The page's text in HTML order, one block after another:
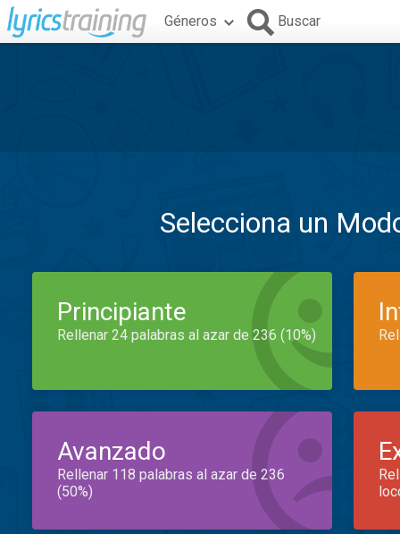
Géneros Buscar
Selecciona un
Principiante
Rellenar 24 palabras al azar de 236 (10%)
Avanzado
Rellenar 118 palabras al azar de 236
(50%)